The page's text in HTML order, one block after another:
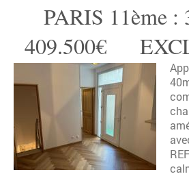
PARIS 11ème :
409.500€